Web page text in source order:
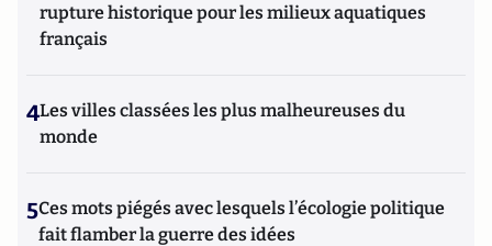
rupture historique pour les milieux aquatiques
français
4Les villes classées les plus malheureuses du
monde
5Ces mots piégés avec lesquels l’écologie politique
fait flamber la guerre des idées